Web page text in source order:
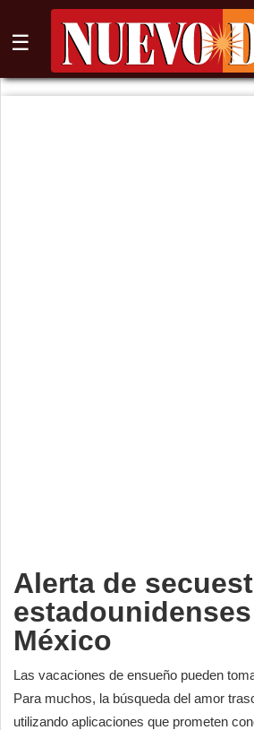
☰
⌕
Alerta de
México
Las vacaciones de ensueño pueden
Para muchos, la búsqueda del amor
utilizando aplicaciones que prometen